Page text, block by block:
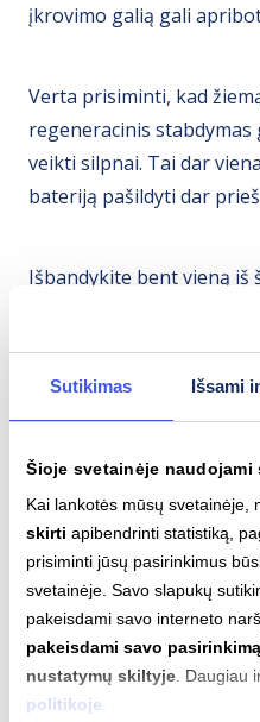
Sutikimas Išsami
Šioje svetainėje naudojami
Kai lankotės mūsų svetainėje,
skirti apibendrinti statistiką,
prisiminti jūsų pasirinkimus
svetainėje. Savo slapukų
pakeisdami savo interneto
pakeisdami savo
nustatymų skiltyje .
politikoje
įkrovimo galią gali
Verta prisiminti, kad
regeneracinis
veikti silpnai. Tai dar
bateriją pašildyti dar
Išbandykite bent vieną
pastebėkite, kaip